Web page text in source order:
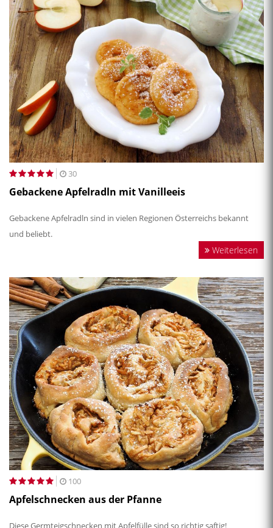
30
Gebackene Apfelradln mit Vanilleeis
Gebackene Apfelradln sind in vielen Regionen Österreichs bekannt
und beliebt.
Weiterlesen
100
Apfelschnecken aus der Pfanne
Diese Germteigschnecken mit Apfelfülle sind so richtig saftig!